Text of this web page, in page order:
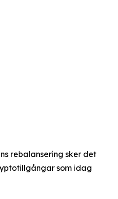
rebalansering sker det
som idag